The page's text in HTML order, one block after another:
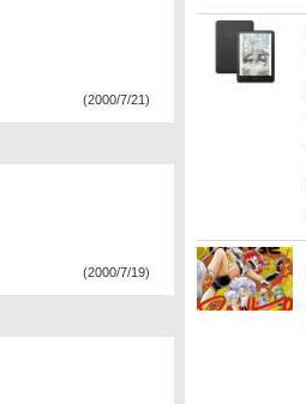
(2000/7/21)
(2000/7/19)